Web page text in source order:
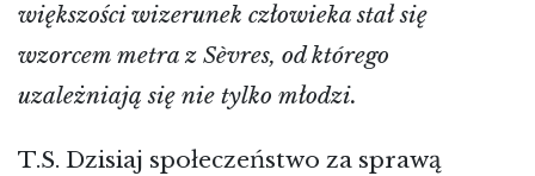
większości wizerunek człowieka stał się
wzorcem metra z Sèvres, od którego
uzależniają się nie tylko młodzi.
T.S. Dzisiaj społeczeństwo za sprawą